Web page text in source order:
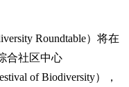
Roundtable）将在
合社区中心
of Biodiversity），